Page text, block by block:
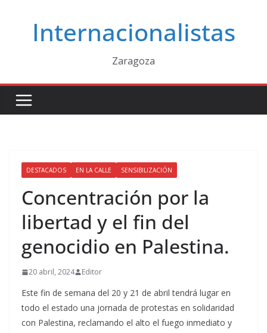
contenidoInternacionalistas
Zaragoza
DESTACADOS EN LA CALLE SENSIBILIZACIÓN
Concentración por la
libertad y el fin del
genocidio en Palestina.
20 abril, 2024 Editor
Este fin de semana del 20 y 21 de abril tendrá lugar en
todo el estado una jornada de protestas en solidaridad
con Palestina, reclamando el alto el fuego inmediato y